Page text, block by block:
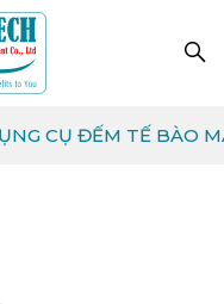
CỤ ĐẾM TẾ BÀO